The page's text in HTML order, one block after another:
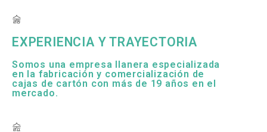
EXPERIENCIA Y TRAYECTORIA
Somos una empresa llanera especializada
en la fabricación y comercialización de
cajas de cartón con más de 19 años en el
mercado.